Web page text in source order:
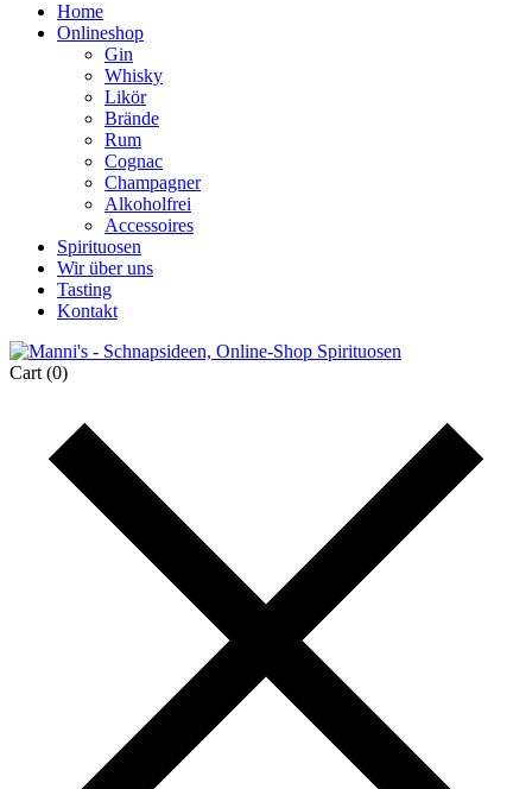
Home
Onlineshop
Gin
Whisky
Likör
Brände
Rum
Cognac
Champagner
Alkoholfrei
Accessoires
Spirituosen
Wir über uns
Tasting
Kontakt
Cart (0)